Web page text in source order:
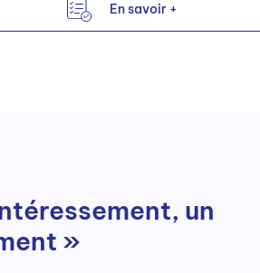
En savoir +
un
»